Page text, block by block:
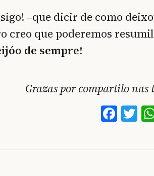
–que dicir de como
creo que poderemos
de sempre!
Grazas por compartilo nas